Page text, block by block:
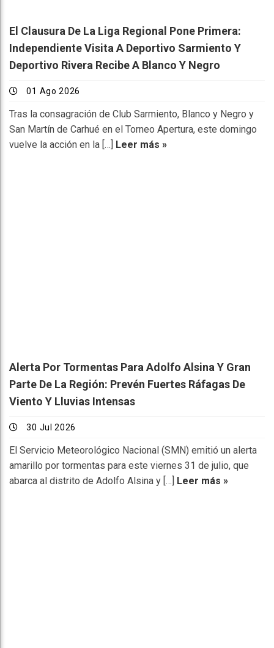
El Clausura De La Liga Regional Pone Primera:
Independiente Visita A Deportivo Sarmiento Y
Deportivo Rivera Recibe A Blanco Y Negro
01 Ago 2026
Tras la consagración de Club Sarmiento, Blanco y Negro y
San Martín de Carhué en el Torneo Apertura, este domingo
vuelve la acción en la […] Leer más »
Alerta Por Tormentas Para Adolfo Alsina Y Gran
Parte De La Región: Prevén Fuertes Ráfagas De
Viento Y Lluvias Intensas
30 Jul 2026
El Servicio Meteorológico Nacional (SMN) emitió un alerta
amarillo por tormentas para este viernes 31 de julio, que
abarca al distrito de Adolfo Alsina y […]
Leer más »